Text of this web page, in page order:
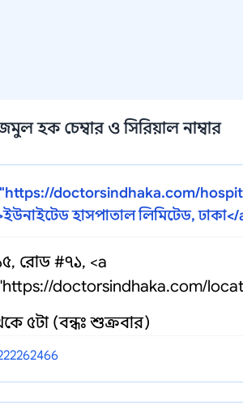
হক চেম্বার ও সিরিয়াল নাম্বার
doctorsindhaka.com/
হাসপাতাল লিমিটেড, ঢাকা</
রোড #৭১, <a
doctorsindhaka.com/
৫টা (বন্ধঃ শুক্রবার)